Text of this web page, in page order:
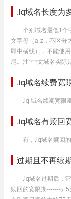
.iq域名长度为
个别域名最低1个
文字母（a-z，不区分
即中横线），不能使
尾。注*中文域名实际
.iq域名续费宽
.iq 域名续期宽限
.iq域名有赎回
有，.iq域名赎回
过期且不再续
.iq域名过期后，
赎回的宽限期------->